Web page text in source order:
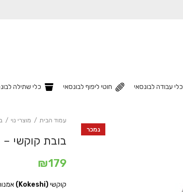
כלי עבודה לבונסאי חוטי ליפוף לבונסאי כלי שתילה
נמכר
עמוד הבית מוצרי נוי
בובת קוקשי – Long Sleaves Red
₪179
קוקשי(Kokeshi)
אמנות